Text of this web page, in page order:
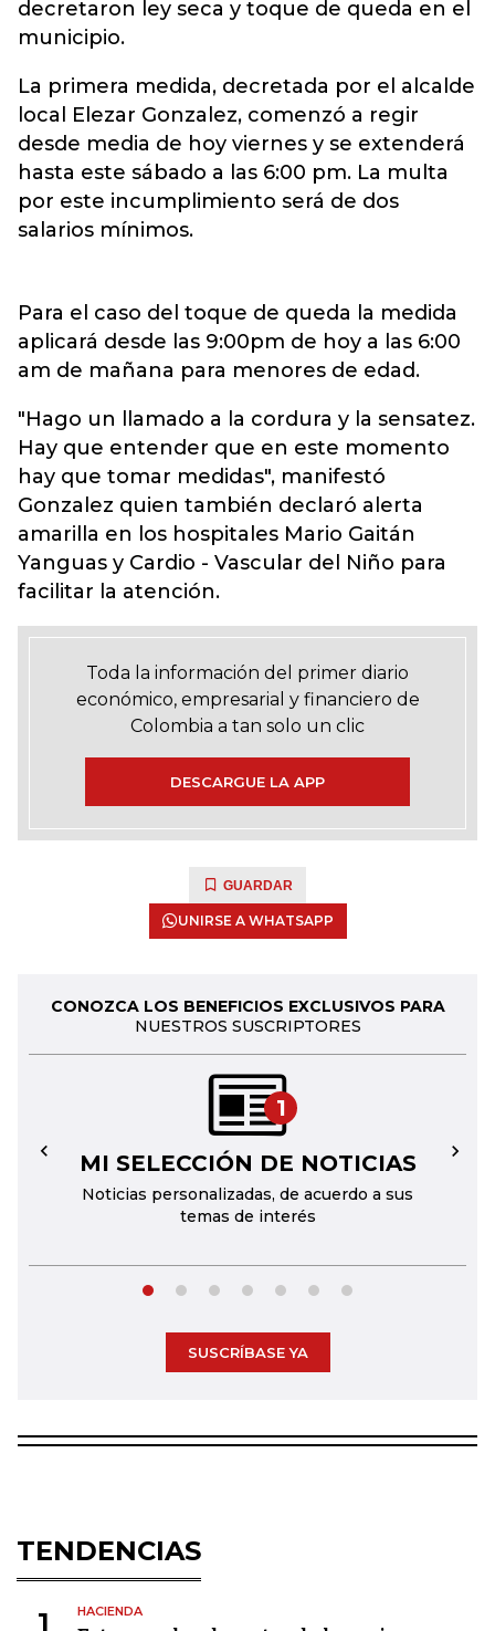
decretaron ley seca y toque de queda en el
municipio.
La primera medida, decretada por el alcalde
local Elezar Gonzalez, comenzó a regir
desde media de hoy viernes y se extenderá
hasta este sábado a las 6:00 pm. La multa
por este incumplimiento será de dos
salarios mínimos.
Para el caso del toque de queda la medida
aplicará desde las 9:00pm de hoy a las 6:00
am de mañana para menores de edad.
"Hago un llamado a la cordura y la sensatez.
Hay que entender que en este momento
hay que tomar medidas", manifestó
Gonzalez quien también declaró alerta
amarilla en los hospitales Mario Gaitán
Yanguas y Cardio - Vascular del Niño para
facilitar la atención.
Toda la información del primer diario
económico, empresarial y financiero de
Colombia a tan solo un clic
DESCARGUE LA APP
GUARDAR
UNIRSE A WHATSAPP
CONOZCA LOS BENEFICIOS EXCLUSIVOS PARA
NUESTROS SUSCRIPTORES
1
MI SELECCIÓN DE NOTICIAS
Noticias personalizadas, de acuerdo a sus
temas de interés
← →
SUSCRÍBASE YA
TENDENCIAS
1 HACIENDA